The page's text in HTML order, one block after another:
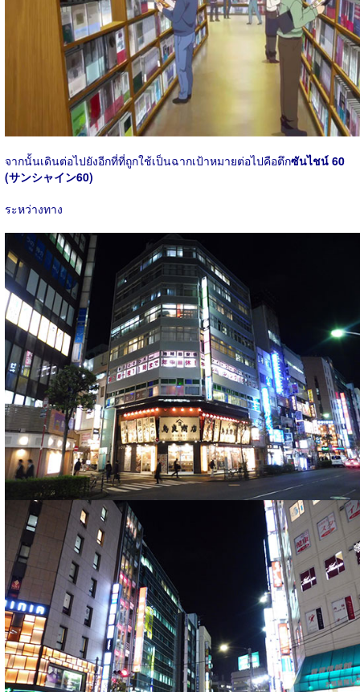
จากนั้นเดินต่อไปยังอีกที่ที่ถูกใช้เป็นฉากเป้าหมายต่อไปคือตึกซันไชน์ 60
(サンシャイン60)
ระหว่างทาง